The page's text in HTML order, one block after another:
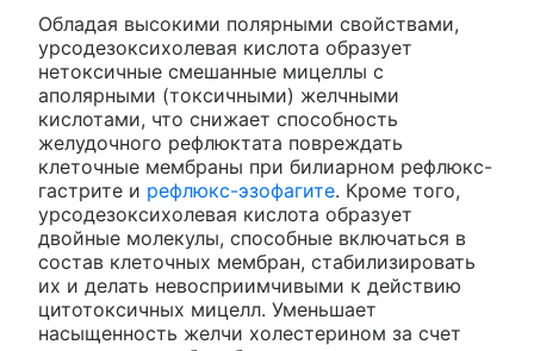
Обладая высокими полярными свойствами,
урсодезоксихолевая кислота образует
нетоксичные смешанные мицеллы с
аполярными (токсичными) желчными
кислотами, что снижает способность
желудочного рефлюктата повреждать
клеточные мембраны при билиарном рефлюкс-
гастрите и рефлюкс-эзофагите. Кроме того,
урсодезоксихолевая кислота образует
двойные молекулы, способные включаться в
состав клеточных мембран, стабилизировать
их и делать невосприимчивыми к действию
цитотоксичных мицелл. Уменьшает
насыщенность желчи холестерином за счет